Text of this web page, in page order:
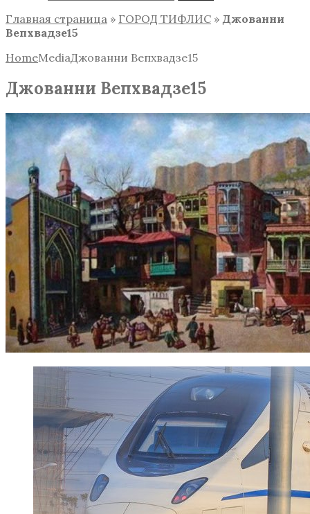
Главная страница » ГОРОД ТИФЛИС » Джованни
Вепхвадзе15
HomeMediaДжованни Вепхвадзе15
Джованни Вепхвадзе15